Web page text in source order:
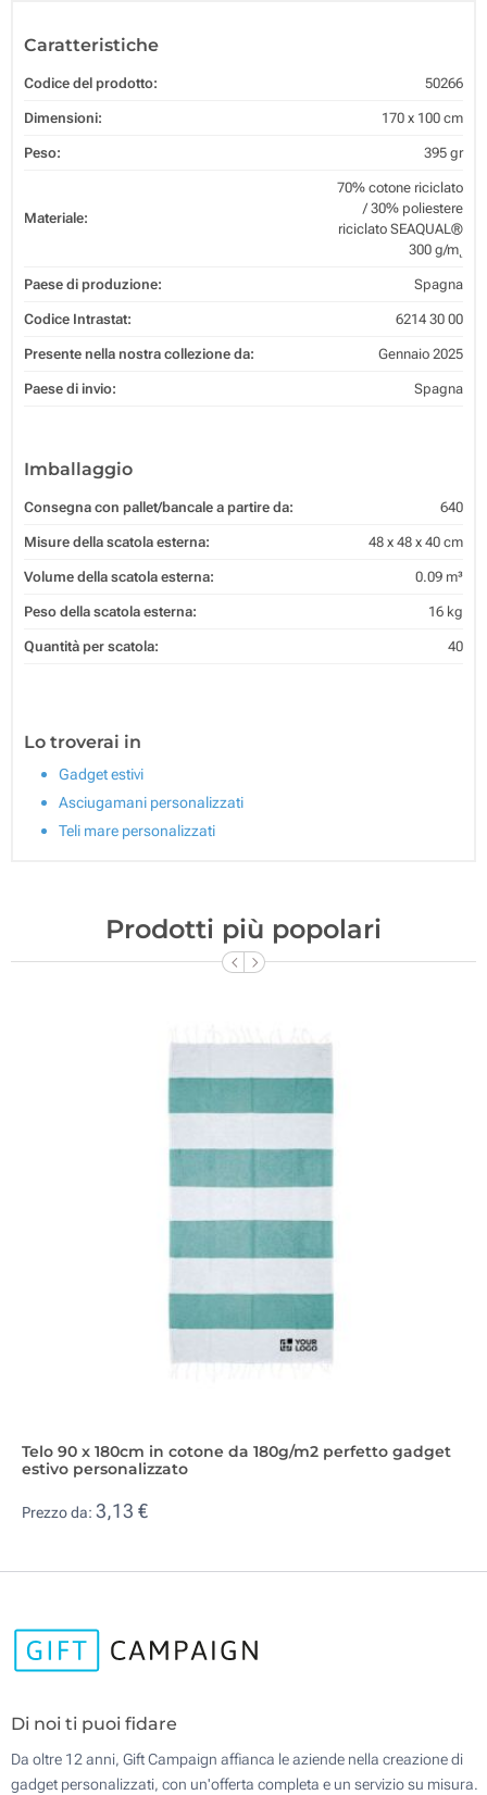
Caratteristiche
Codice del prodotto: 50266
Dimensioni: 170 x 100 cm
Peso: 395 gr
Materiale:
70% cotone riciclato
/ 30% poliestere
riciclato SEAQUAL®
300 g/m˛
Paese di produzione: Spagna
Codice Intrastat: 6214 30 00
Presente nella nostra collezione da: Gennaio 2025
Paese di invio: Spagna
Imballaggio
Consegna con pallet/bancale a partire da: 640
Misure della scatola esterna: 48 x 48 x 40 cm
Volume della scatola esterna: 0.09 m³
Peso della scatola esterna: 16 kg
Quantità per scatola: 40
Lo troverai in
Gadget estivi
Asciugamani personalizzati
Teli mare personalizzati
Prodotti più popolari
Telo 90 x 180cm in cotone da 180g/m2 perfetto gadget
estivo personalizzato
Prezzo da: 3,13 €
Di noi ti puoi fidare
Da oltre 12 anni, Gift Campaign affianca le aziende nella creazione di
gadget personalizzati, con un'offerta completa e un servizio su misura.